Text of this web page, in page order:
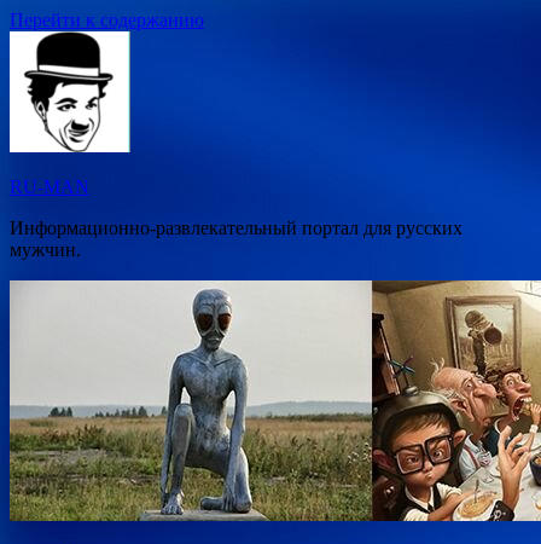
Перейти к содержанию
RU-MAN
Информационно-развлекательный портал для русских
мужчин.